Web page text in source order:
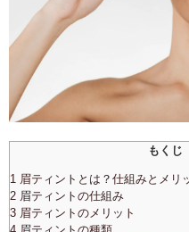
もくじ
1 眉ティントとは？仕組みとメリ
2 眉ティントの仕組み
3 眉ティントのメリット